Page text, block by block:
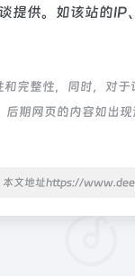
提供。如该站的IP
完整性，同时，对
期网页的内容如出
本文地址https://